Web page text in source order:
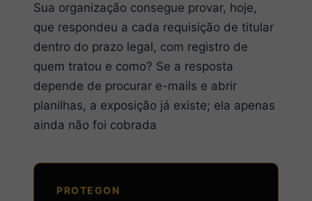
Sua organização consegue provar, hoje,
que respondeu a cada requisição de titular
dentro do prazo legal, com registro de
quem tratou e como? Se a resposta
depende de procurar e-mails e abrir
planilhas, a exposição já existe; ela apenas
ainda não foi cobrada
PROTEGON